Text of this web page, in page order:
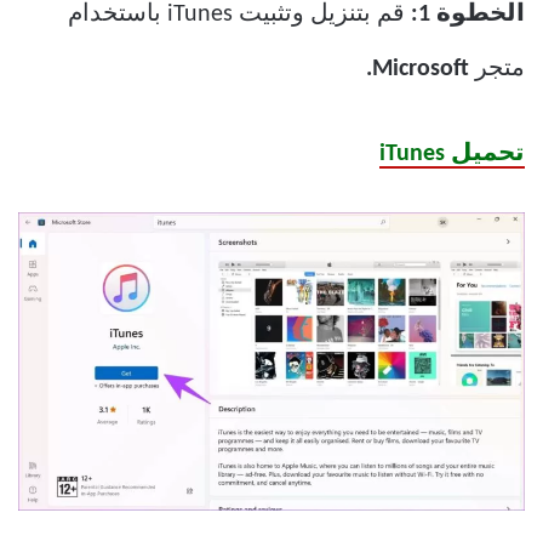
الخطوة 1: قم بتنزيل وتثبيت iTunes باستخدام
متجر Microsoft.
تحميل iTunes